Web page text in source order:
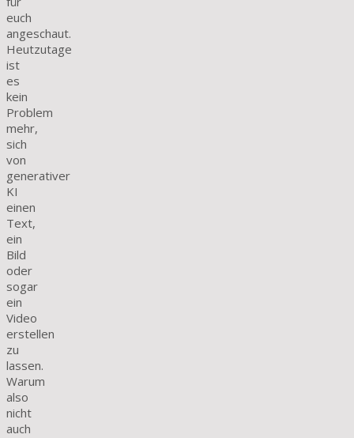
euch
angeschaut.
Heutzutage
ist
es
kein
Problem
mehr,
sich
von
generativer
KI
einen
Text,
ein
Bild
oder
sogar
ein
Video
erstellen
zu
lassen.
Warum
also
nicht
auch